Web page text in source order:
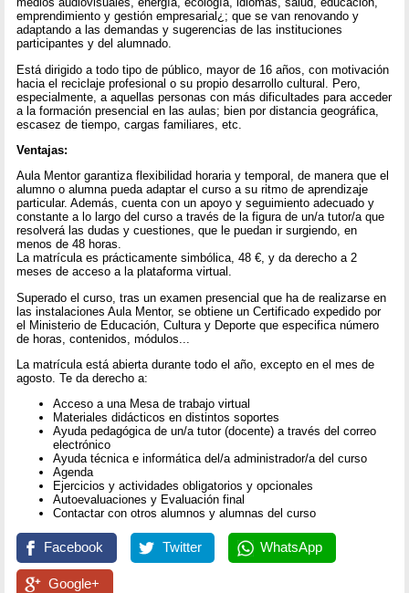
emprendimiento y gestión empresarial¿; que se van renovando y
adaptando a las demandas y sugerencias de las instituciones
participantes y del alumnado.
Está dirigido a todo tipo de público, mayor de 16 años, con motivación
hacia el reciclaje profesional o su propio desarrollo cultural. Pero,
especialmente, a aquellas personas con más dificultades para acceder
a la formación presencial en las aulas; bien por distancia geográfica,
escasez de tiempo, cargas familiares, etc.
Ventajas:
Aula Mentor garantiza flexibilidad horaria y temporal, de manera que el
alumno o alumna pueda adaptar el curso a su ritmo de aprendizaje
particular. Además, cuenta con un apoyo y seguimiento adecuado y
constante a lo largo del curso a través de la figura de un/a tutor/a que
resolverá las dudas y cuestiones, que le puedan ir surgiendo, en
menos de 48 horas.
La matrícula es prácticamente simbólica, 48 €, y da derecho a 2
meses de acceso a la plataforma virtual.
Superado el curso, tras un examen presencial que ha de realizarse en
las instalaciones Aula Mentor, se obtiene un Certificado expedido por
el Ministerio de Educación, Cultura y Deporte que especifica número
de horas, contenidos, módulos...
La matrícula está abierta durante todo el año, excepto en el mes de
agosto. Te da derecho a:
Acceso a una Mesa de trabajo virtual
Materiales didácticos en distintos soportes
Ayuda pedagógica de un/a tutor (docente) a través del correo
electrónico
Ayuda técnica e informática del/a administrador/a del curso
Agenda
Ejercicios y actividades obligatorios y opcionales
Autoevaluaciones y Evaluación final
Contactar con otros alumnos y alumnas del curso
Facebook Twitter WhatsApp
Google+